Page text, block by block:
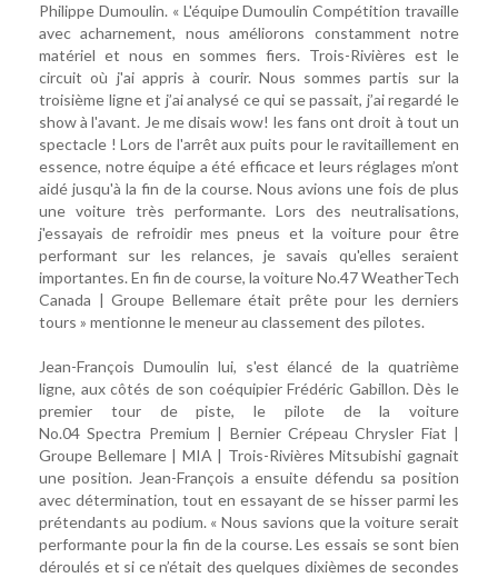
Philippe Dumoulin. « L'équipe Dumoulin Compétition travaille
avec acharnement, nous améliorons constamment notre
matériel et nous en sommes fiers. Trois-Rivières est le
circuit où j'ai appris à courir. Nous sommes partis sur la
troisième ligne et j’ai analysé ce qui se passait, j’ai regardé le
show à l'avant. Je me disais wow! les fans ont droit à tout un
spectacle ! Lors de l'arrêt aux puits pour le ravitaillement en
essence, notre équipe a été efficace et leurs réglages m’ont
aidé jusqu'à la fin de la course. Nous avions une fois de plus
une voiture très performante. Lors des neutralisations,
j'essayais de refroidir mes pneus et la voiture pour être
performant sur les relances, je savais qu'elles seraient
importantes. En fin de course, la voiture No.47 WeatherTech
Canada | Groupe Bellemare était prête pour les derniers
tours » mentionne le meneur au classement des pilotes.
Jean-François Dumoulin lui, s'est élancé de la quatrième
ligne, aux côtés de son coéquipier Frédéric Gabillon. Dès le
premier tour de piste, le pilote de la voiture
No.04 Spectra Premium | Bernier Crépeau Chrysler Fiat |
Groupe Bellemare | MIA | Trois-Rivières Mitsubishi gagnait
une position. Jean-François a ensuite défendu sa position
avec détermination, tout en essayant de se hisser parmi les
prétendants au podium. « Nous savions que la voiture serait
performante pour la fin de la course. Les essais se sont bien
déroulés et si ce n’était des quelques dixièmes de secondes